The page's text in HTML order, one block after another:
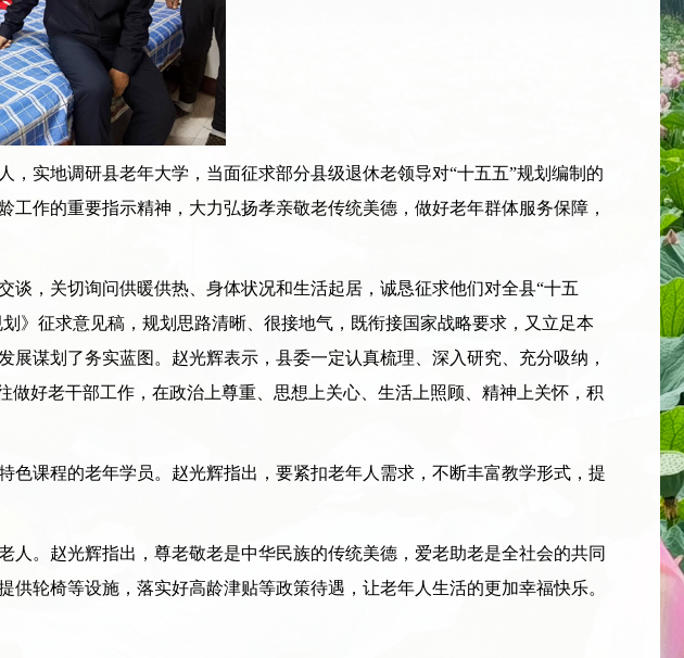
实地调研县老年大学，当面征求部分县级退休老领导对“十五五”规划编制的
作的重要指示精神，大力弘扬孝亲敬老传统美德，做好老年群体服务保障，
，关切询问供暖供热、身体状况和生活起居，诚恳征求他们对全县“十五
》征求意见稿，规划思路清晰、很接地气，既衔接国家战略要求，又立足本
谋划了务实蓝图。赵光辉表示，县委一定认真梳理、深入研究、充分吸纳，
好老干部工作，在政治上尊重、思想上关心、生活上照顾、精神上关怀，积
课程的老年学员。赵光辉指出，要紧扣老年人需求，不断丰富教学形式，提
。赵光辉指出，尊老敬老是中华民族的传统美德，爱老助老是全社会的共同
轮椅等设施，落实好高龄津贴等政策待遇，让老年人生活的更加幸福快乐。